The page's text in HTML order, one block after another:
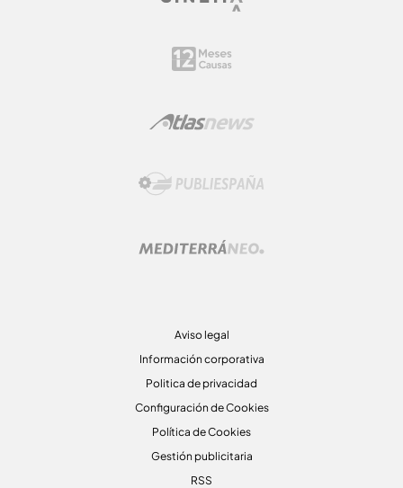
Aviso legal
Información corporativa
Politica de privacidad
Configuración de Cookies
Política de Cookies
Gestión publicitaria
RSS